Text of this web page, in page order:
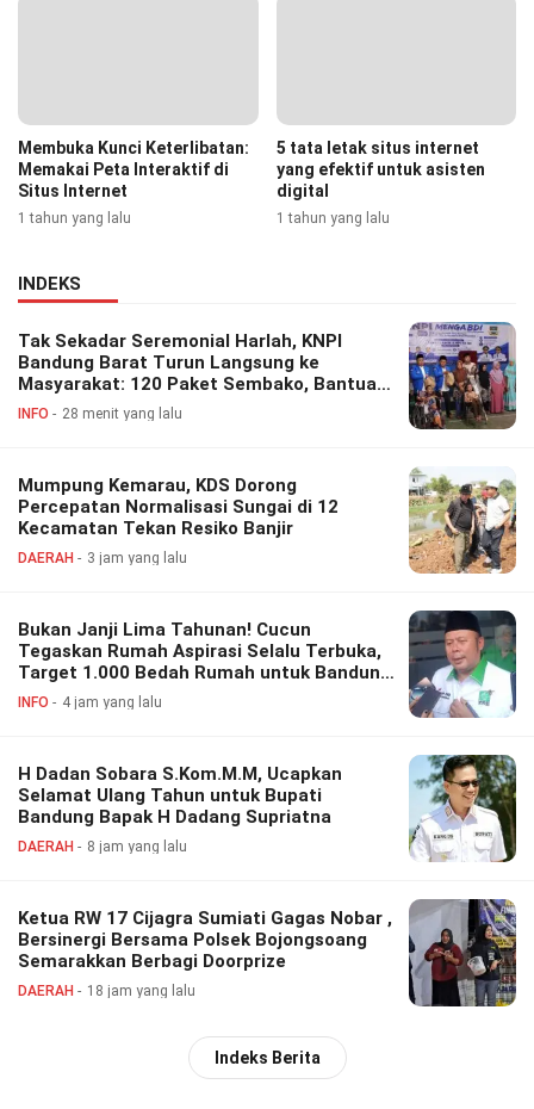
Membuka Kunci Keterlibatan:
Memakai Peta Interaktif di
Situs Internet
1 tahun yang lalu
5 tata letak situs internet
yang efektif untuk asisten
digital
1 tahun yang lalu
INDEKS
Tak Sekadar Seremonial Harlah, KNPI
Bandung Barat Turun Langsung ke
Masyarakat: 120 Paket Sembako, Bantuan
Disabilitas hingga Layanan Kesehatan
INFO 28 menit yang lalu
Mumpung Kemarau, KDS Dorong
Percepatan Normalisasi Sungai di 12
Kecamatan Tekan Resiko Banjir
DAERAH 3 jam yang lalu
Bukan Janji Lima Tahunan! Cucun
Tegaskan Rumah Aspirasi Selalu Terbuka,
Target 1.000 Bedah Rumah untuk Bandung
Barat
INFO 4 jam yang lalu
H Dadan Sobara S.Kom.M.M, Ucapkan
Selamat Ulang Tahun untuk Bupati
Bandung Bapak H Dadang Supriatna
DAERAH 8 jam yang lalu
Ketua RW 17 Cijagra Sumiati Gagas Nobar ,
Bersinergi Bersama Polsek Bojongsoang
Semarakkan Berbagi Doorprize
DAERAH 18 jam yang lalu
Indeks Berita